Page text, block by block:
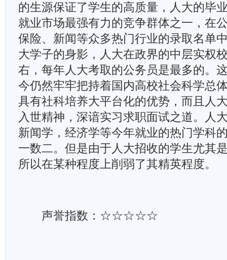
的生源保证了学生的高质量，人大的毕
就业市场最强有力的竞争群体之一，在
保险、新闻等众多热门行业的录取名单
大学子的身影，人大在政界的中层实权
右，每年人大考取的公务员是最多的。
今仍然牢牢把持着国内高校社会科学总
具有社科培养大平台化的优势，而且人
入世精神，深谙实习求职面试之道。人
新闻学，经济学等今年就业的热门学科
一数二。但是由于人大招收的学生尤其
所以在某种程度上削弱了其精英程度。
声誉指数：☆☆☆☆☆